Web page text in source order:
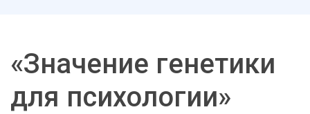
«Значение генетики
для психологии»